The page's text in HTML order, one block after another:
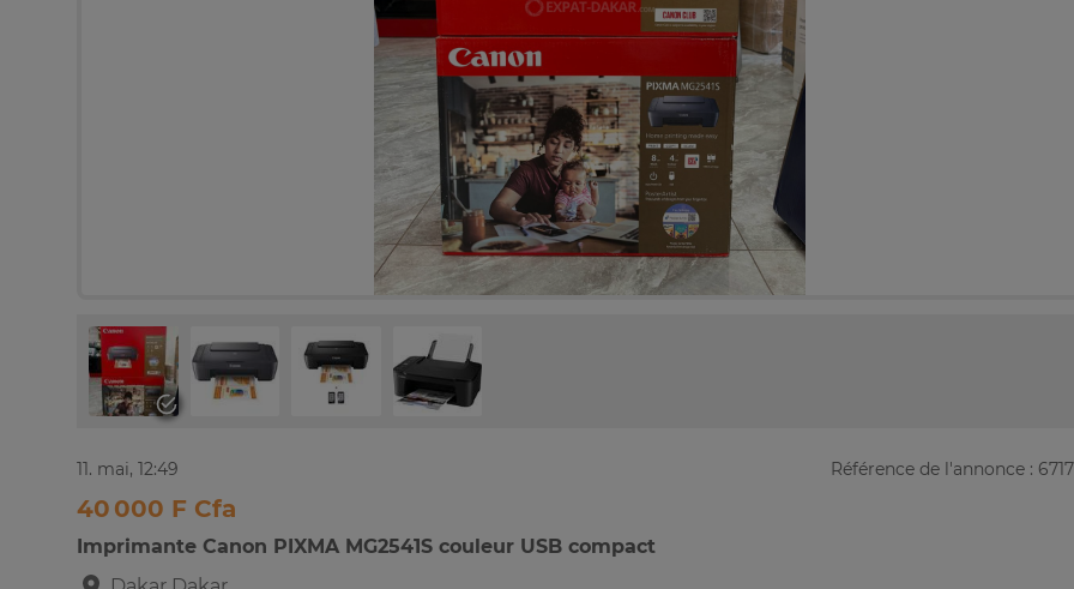
11. mai, 12:49 Référence de l'annonce :
40 000 F Cfa
Imprimante Canon PIXMA MG2541S couleur USB compact